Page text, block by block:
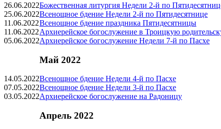
26.06.2022Божественная литургия Недели 2-й по
25.06.2022Всенощное бдение Недели 2-й по Пятидесятнице
11.06.2022Всенощное бдение праздника Пятидесятницы
11.06.2022Архиерейское богослужение в Троицкую
05.06.2022Архиерейское богослужение Недели 7-й по Пасхе
Май 2022
14.05.2022Всенощное бдение Недели 4-й по Пасхе
07.05.2022Всенощное бдение Недели 3-й по Пасхе
03.05.2022Архиерейское богослужение на Радоницу
Апрель 2022